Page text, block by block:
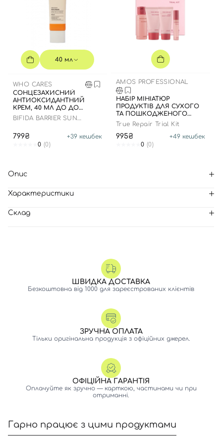
40 мл
WHO CARES
СОНЦЕЗАХИСНИЙ
АНТИОКСИДАНТНИЙ
КРЕМ, 40 МЛ ДО ДО
16.09.2028 РОКУ
BIFIDA BARRIER SUN
799₴ +39 кешбек
0 (0)
AMOS PROFESSIONAL
НАБІР МІНІАТЮР
ПРОДУКТІВ ДЛЯ СУХОГО
ТА ПОШКОДЖЕНОГО
ВОЛОССЯ
True Repair Trial Kit
995₴ +49 кешбек
0 (0)
Опис
Характеристики
Склад
ШВИДКА ДОСТАВКА
Безкоштовна від 1000 для зареєстрованих клієнтів
ЗРУЧНА ОПЛАТА
Тільки оригінальна продукція з офіційних джерел.
ОФІЦІЙНА ГАРАНТІЯ
Оплачуйте як зручно — карткою, частинами чи при
отриманні.
Гарно працює з цими продуктами